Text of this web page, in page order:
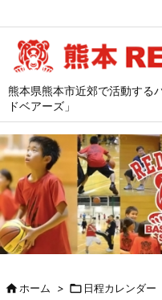
熊本県熊本市近郊で活動する
ドベアーズ」
ホーム >  日程カレンダー